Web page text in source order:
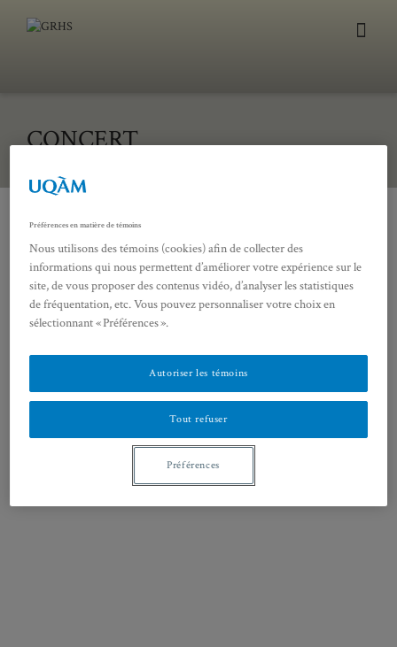
CONCERT
Luther et la musique de la Réforme. 500 ans
de musique protestante
Concert à l’Église unie Saint-James
Le vendredi 27 octobre 2017, 19h30-21h30
Introduit et ponctué par de brèves interventions d’historiens
Préférences en matière de témoins
Nous utilisons des témoins (cookies) afin de collecter des
informations qui nous permettent d’améliorer votre expérience sur le
site, de vous proposer des contenus vidéo, d’analyser les statistiques
de fréquentation, etc. Vous pouvez personnaliser votre choix en
sélectionnant « Préférences ».
Tout refuser
Autoriser les témoins
Préférences